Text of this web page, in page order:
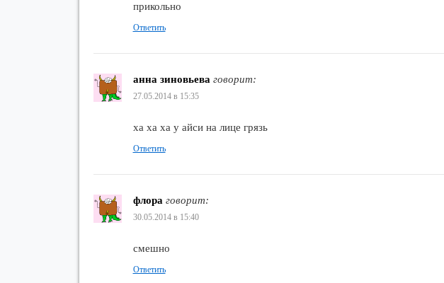
прикольно
Ответить
анна зиновьева говорит:
27.05.2014 в 15:35
ха ха ха у айси на лице грязь
Ответить
флора говорит:
30.05.2014 в 15:40
смешно
Ответить